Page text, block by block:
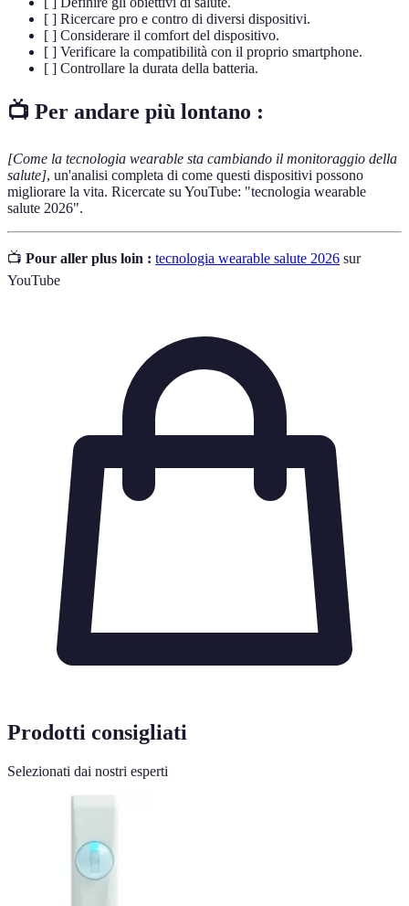
[ ] Ricercare pro e contro di diversi dispositivi.
[ ] Considerare il comfort del dispositivo.
[ ] Verificare la compatibilità con il proprio smartphone.
[ ] Controllare la durata della batteria.
📺 Per andare più lontano :
[Come la tecnologia wearable sta cambiando il monitoraggio della
salute], un'analisi completa di come questi dispositivi possono
migliorare la vita. Ricercate su YouTube: "tecnologia wearable
salute 2026".
📺 Pour aller plus loin : tecnologia wearable salute 2026 sur
YouTube
Prodotti consigliati
Selezionati dai nostri esperti